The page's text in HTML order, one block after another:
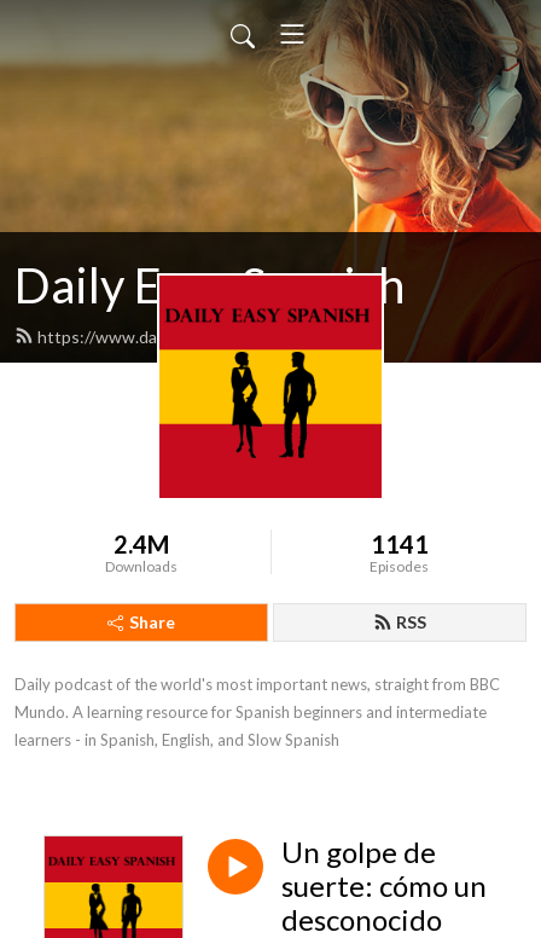
Daily Easy Spanish
https://www.dailyeasyspanish.com/feed.xml
2.4M
Downloads
1141
Episodes
Share RSS
Daily podcast of the world's most important news, straight from BBC
Mundo. A learning resource for Spanish beginners and intermediate
learners - in Spanish, English, and Slow Spanish
Un golpe de
suerte: cómo un
desconocido